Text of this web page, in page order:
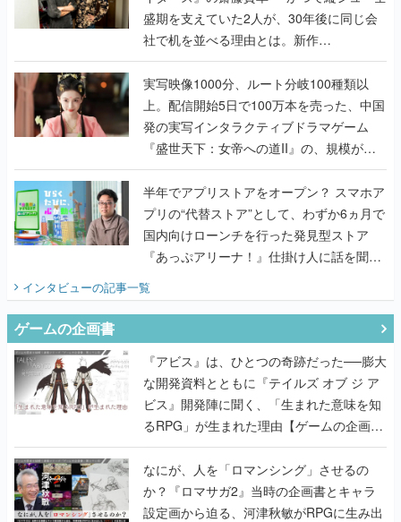
盛期を支えていた2人が、30年後に同じ会
社で机を並べる理由とは。新作
『TATSUJIN EXTREME』で初タッグを組
んだレジェンド2人に訊く開発秘話
実写映像1000分、ルート分岐100種類以
上。配信開始5日で100万本を売った、中国
発の実写インタラクティブドラマゲーム
『盛世天下：女帝への道II』の、規模が違
うこだわりをプロデューサーに聞いた
半年でアプリストアをオープン？ スマホア
プリの“代替ストア”として、わずか6ヵ月で
国内向けローンチを行った発見型ストア
『あっぷアリーナ！』仕掛け人に話を聞い
インタビューの記事一覧
ゲームの企画書
『アビス』は、ひとつの奇跡だった──膨大
な開発資料とともに『テイルズ オブ ジ ア
ビス』開発陣に聞く、「生まれた意味を知
るRPG」が生まれた理由【ゲームの企画
書】
なにが、人を「ロマンシング」させるの
か？『ロマサガ2』当時の企画書とキャラ
設定画から迫る、河津秋敏がRPGに生み出